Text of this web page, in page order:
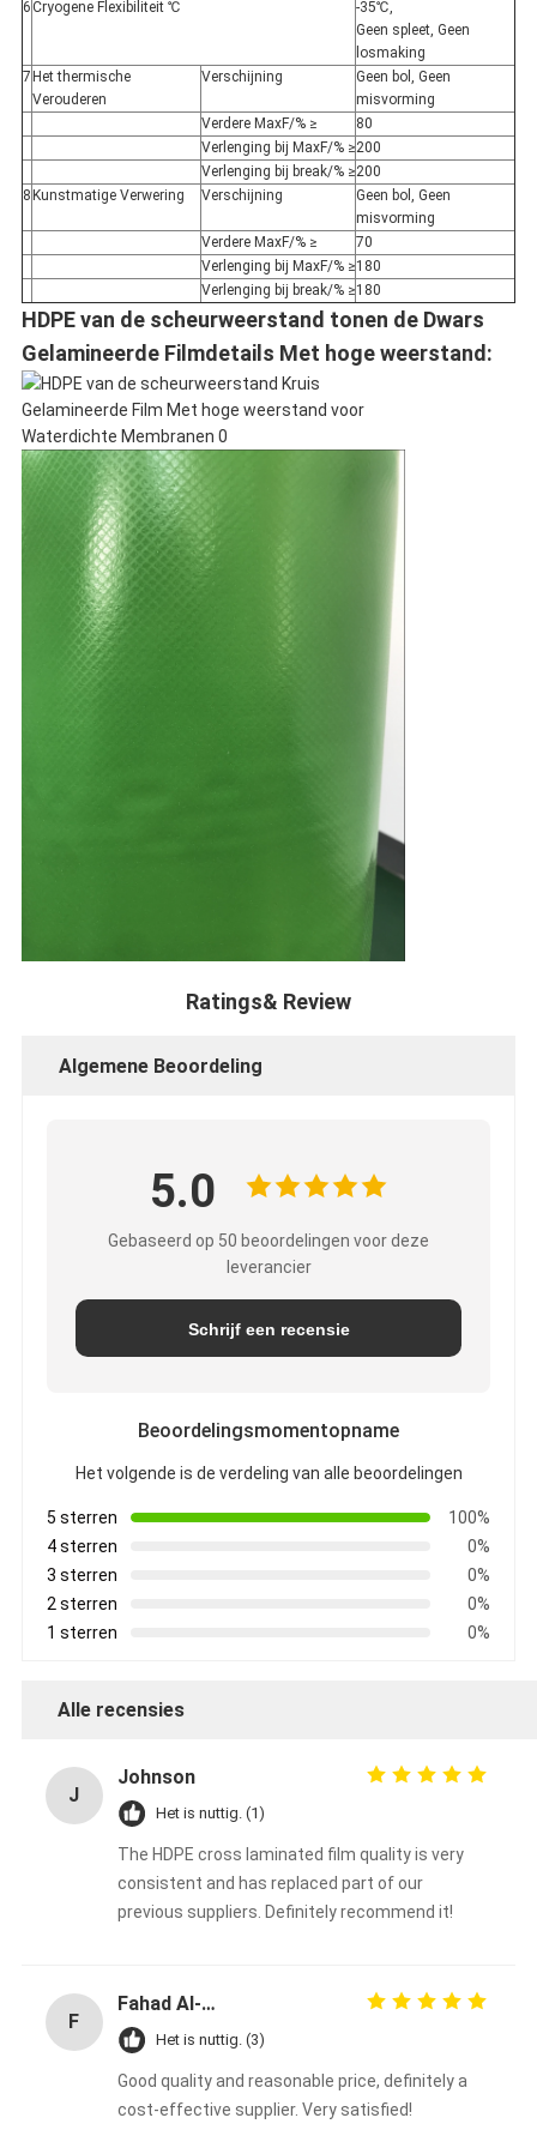
6Cryogene Flexibiliteit ℃
-35℃,
Geen spleet, Geen
losmaking
7 Het thermische
Verouderen
Verschijning
Geen bol, Geen
misvorming
Verdere MaxF/% ≥
80
Verlenging bij MaxF/% ≥200
Verlenging bij break/% ≥200
8 Kunstmatige Verwering Verschijning
Geen bol, Geen
misvorming
Verdere MaxF/% ≥
70
Verlenging bij MaxF/% ≥180
Verlenging bij break/% ≥180
HDPE van de scheurweerstand tonen de Dwars
Gelamineerde Filmdetails Met hoge weerstand:
Ratings& Review
Algemene Beoordeling
5.0
Gebaseerd op 50 beoordelingen voor deze
leverancier
Schrijf een recensie
Beoordelingsmomentopname
Het volgende is de verdeling van alle beoordelingen
5 sterren
100%
4 sterren
0%
3 sterren
0%
2 sterren
0%
1 sterren
0%
Alle recensies
J
Johnson
Het is nuttig. (1)
The HDPE cross laminated film quality is very
consistent and has replaced part of our
previous suppliers. Definitely recommend it!
F
Fahad Al-Sabah
Het is nuttig. (3)
Good quality and reasonable price, definitely a
cost-effective supplier. Very satisfied!